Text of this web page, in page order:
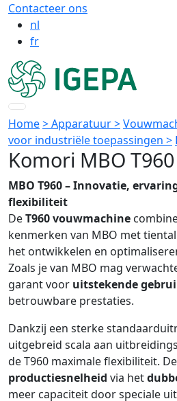
Contacteer ons
nl
fr
Home> Apparatuur >
voor industriële toepassingen >
Komori MBO T960
MBO T960 – Innovatie,
flexibiliteit
DeT960 vouwmachine
kenmerken van MBO met
het ontwikkelen en
Zoals je van MBO mag
garant voor uitstekende
betrouwbare prestaties.
Dankzij een sterke
uitgebreid scala aan
de T960 maximale flexibiliteit.
productiesnelheid via het
meer capaciteit door speciale